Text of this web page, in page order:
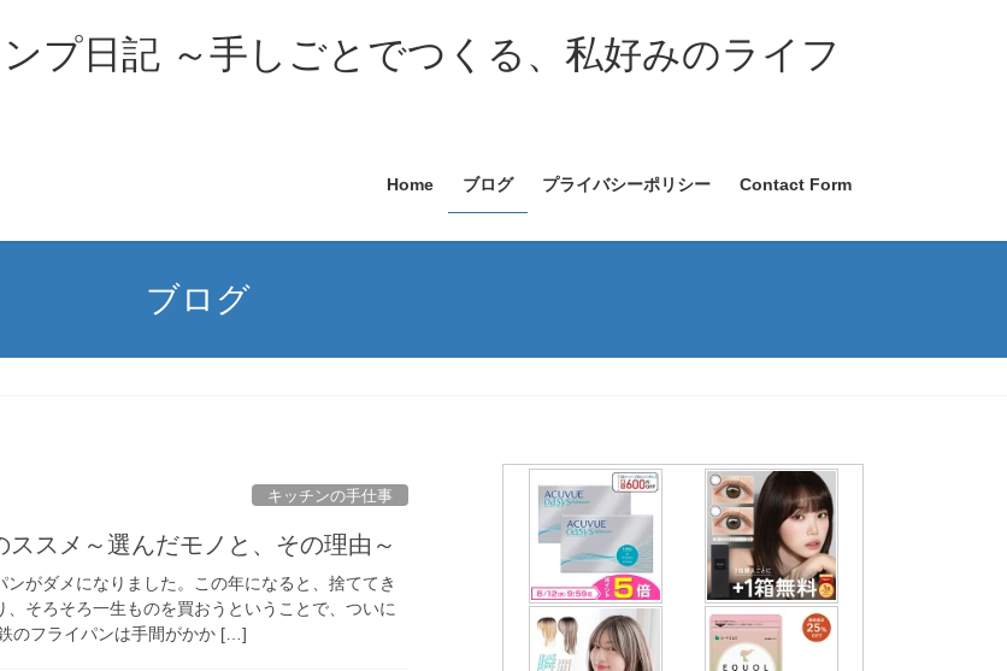
プ日記 ～手しごとでつくる、私好みのライフ
Home ブログ プライバシーポリシー Contact Form
ブログ
キッチンの手仕事
スメ～選んだモノと、その理由～
がダメになりました。この年になると、捨ててき
そろそろ一生ものを買おうということで、ついに
のフライパンは手間がかか […]